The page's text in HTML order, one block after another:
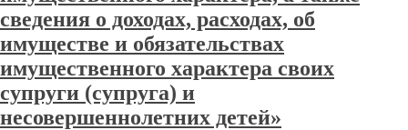
сведения о доходах, расходах, об
имуществе и обязательствах
имущественного характера своих
супруги (супруга) и
несовершеннолетних детей»